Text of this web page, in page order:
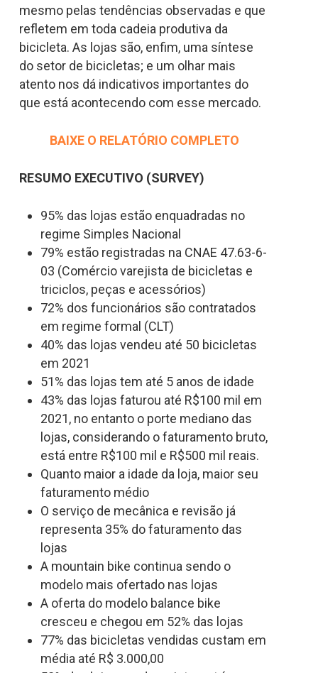
mesmo pelas tendências observadas e que
refletem em toda cadeia produtiva da
bicicleta. As lojas são, enfim, uma síntese
do setor de bicicletas; e um olhar mais
atento nos dá indicativos importantes do
que está acontecendo com esse mercado.
BAIXE O RELATÓRIO COMPLETO
RESUMO EXECUTIVO (SURVEY)
95% das lojas estão enquadradas no
regime Simples Nacional
79% estão registradas na CNAE 47.63-6-
03 (Comércio varejista de bicicletas e
triciclos, peças e acessórios)
72% dos funcionários são contratados
em regime formal (CLT)
40% das lojas vendeu até 50 bicicletas
em 2021
51% das lojas tem até 5 anos de idade
43% das lojas faturou até R$100 mil em
2021, no entanto o porte mediano das
lojas, considerando o faturamento bruto,
está entre R$100 mil e R$500 mil reais.
Quanto maior a idade da loja, maior seu
faturamento médio
O serviço de mecânica e revisão já
representa 35% do faturamento das
lojas
A mountain bike continua sendo o
modelo mais ofertado nas lojas
A oferta do modelo balance bike
cresceu e chegou em 52% das lojas
77% das bicicletas vendidas custam em
média até R$ 3.000,00